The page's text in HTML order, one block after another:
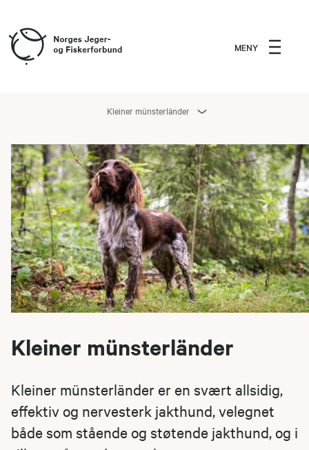
MENY
Kleiner münsterländer
Kleiner münsterländer
Kleiner münsterländer er en svært allsidig,
effektiv og nervesterk jakthund, velegnet
både som stående og støtende jakthund, og i